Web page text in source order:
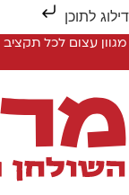
לתוכן
מגוון עצום לכל